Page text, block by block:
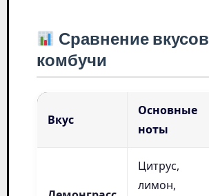
Сравнение вкусов
комбучи
Вкус
Основные
ноты
Цитрус,
лимон,